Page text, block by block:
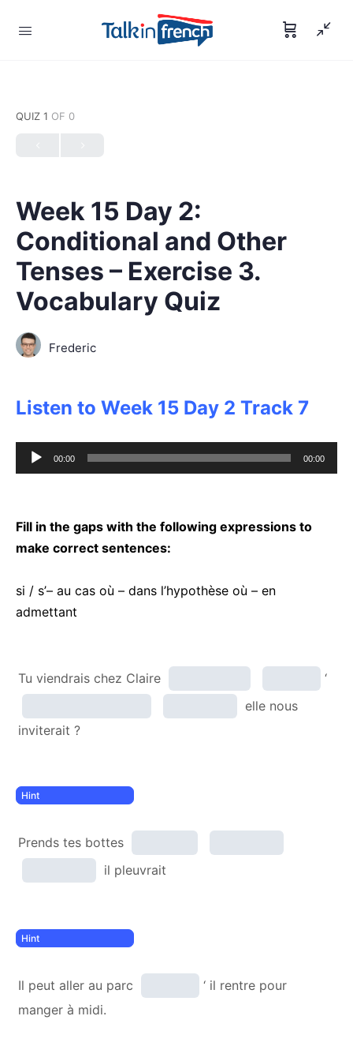
QUIZ 1 OF 0
Week 15 Day 2:
Conditional and Other
Tenses – Exercise 3.
Vocabulary Quiz
Frederic
Listen to Week 15 Day 2 Track 7
Audio
Player
00:00 00:00
Fill in the gaps with the following expressions to
make correct sentences:
si / s’– au cas où – dans l’hypothèse où – en
admettant
Tu viendrais chez Claire
‘
elle nous
inviterait ?
Prends tes bottes
il pleuvrait
Il peut aller au parc
‘ il rentre pour
manger à midi.